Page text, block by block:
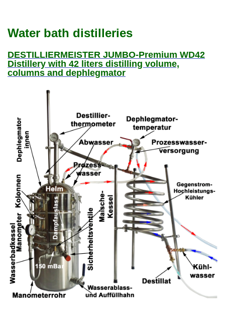
Water bath distilleries
DESTILLIERMEISTER JUMBO-Premium WD42
Distillery with 42 liters distilling volume,
columns and dephlegmator